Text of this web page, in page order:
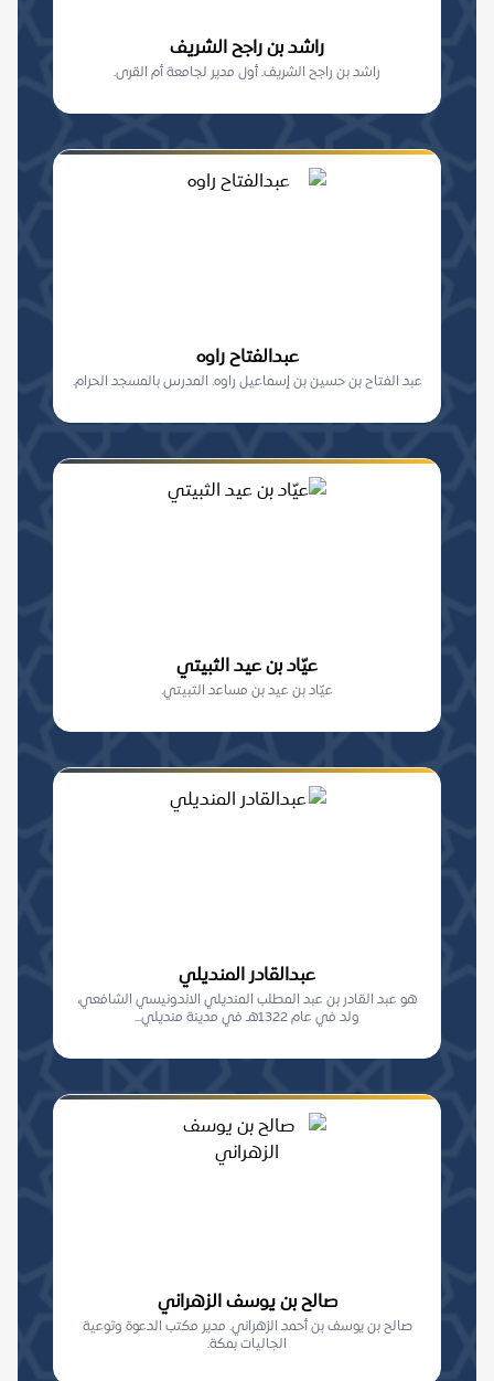
راشد بن راجح الشريف
راشد بن راجح الشريف. أول مدير لجامعة أم القرى.
عبدالفتاح راوه
عبد الفتاح بن حسين بن إسماعيل راوه. المدرس بالمسجد الحرام.
عيّاد بن عيد الثبيتي
عيّاد بن عيد بن مساعد الثبيتي.
عبدالقادر المنديلي
هو عبد القادر بن عبد المطلب المنديلي الاندونيسي الشافعي،
ولد في عام 1322هـ في مدينة منديلي...
صالح بن يوسف الزهراني
صالح بن يوسف بن أحمد الزهراني. مدير مكتب الدعوة وتوعية
الجاليات بمكة.